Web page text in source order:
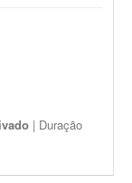
| Duração